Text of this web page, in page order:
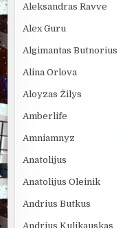
Aleksandras Ravve
Alex Guru
Algimantas Butnorius
Alina Orlova
Aloyzas Žilys
Amberlife
Amniamnyz
Anatolijus
Anatolijus Oleinik
Andrius Butkus
Andrius Kulikauskas